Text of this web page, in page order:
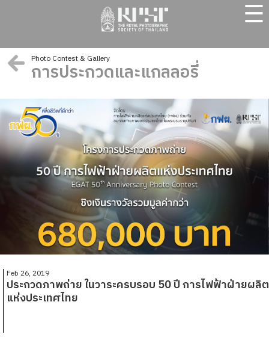
☰
Photo Contest & Gallery
การประกวดและแกลลอรี่
Feb 26, 2019
ประกวดภาพถ่าย ในวาระครบรอบ 50 ปี การไฟฟ้าฝ่ายผลิต
แห่งประเทศไทย